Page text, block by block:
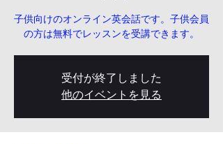
子供向けのオンライン英会話です。子供会員
の方は無料でレッスンを受講できます。
受付が終了しました
他のイベントを見る